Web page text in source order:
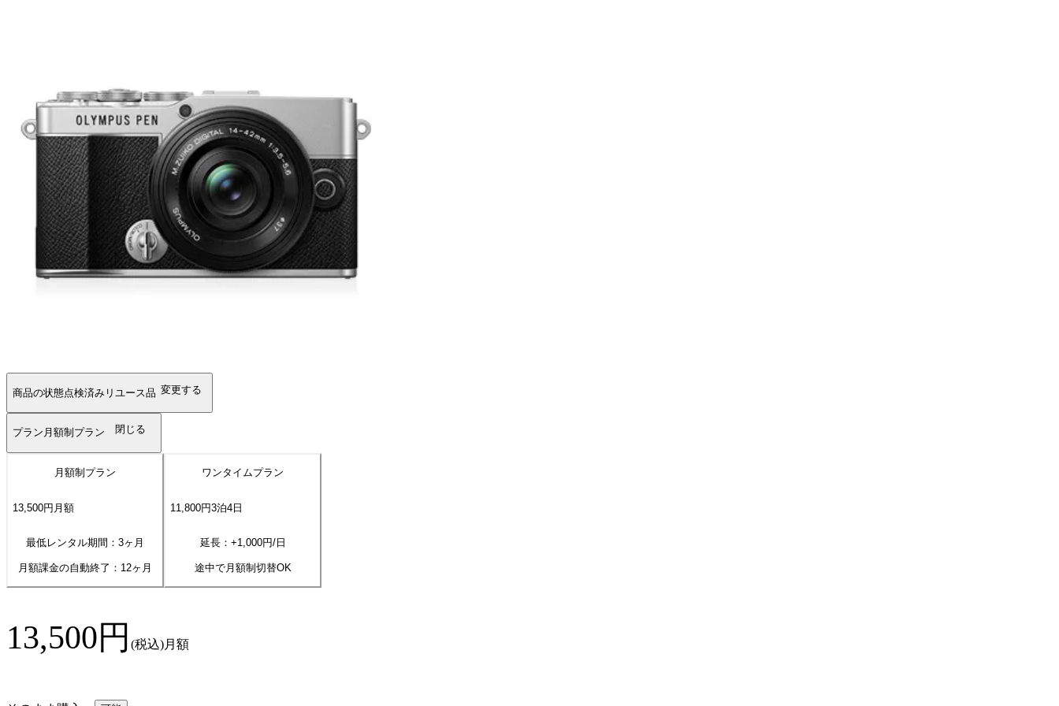
商品の状態点検済みリユース品 変更する
プラン 月額制プラン 閉じる
月額制プラン
13,500円 月額
最低レンタル期間：3ヶ月
月額課金の自動終了： 12ヶ月
ワンタイムプラン
11,800円3泊4日
延長：+1,000円/日
途中で月額制切替OK
13,500円 (税込)月額